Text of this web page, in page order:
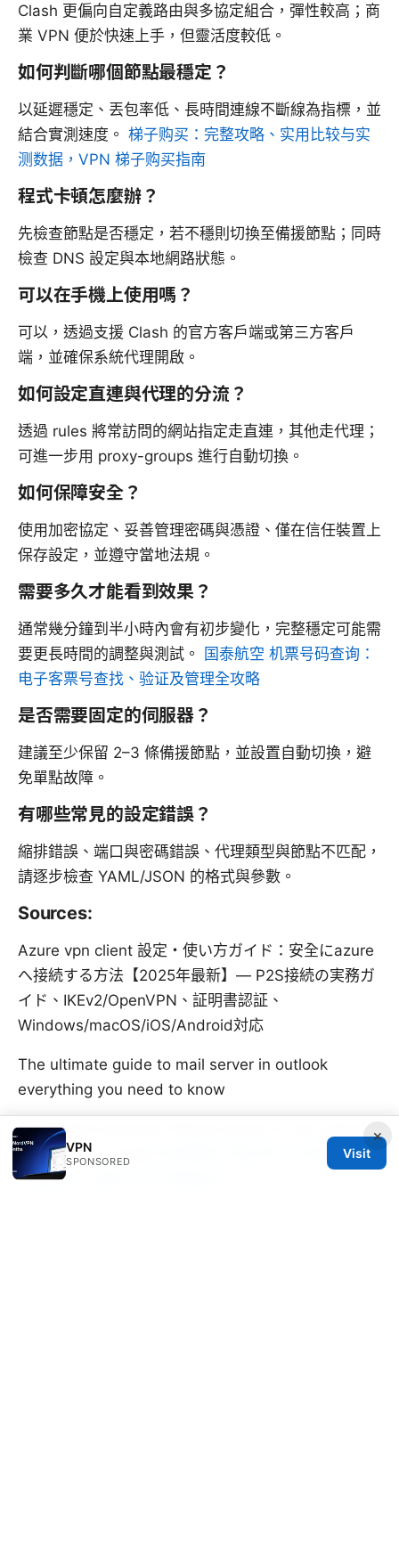
Clash 更偏向自定義路由與多協定組合，彈性較高；商
業 VPN 便於快速上手，但靈活度較低。
如何判斷哪個節點最穩定？
以延遲穩定、丟包率低、長時間連線不斷線為指標，並
結合實測速度。 梯子购买：完整攻略、实用比较与实
测数据，VPN 梯子购买指南
程式卡頓怎麼辦？
先檢查節點是否穩定，若不穩則切換至備援節點；同時
檢查 DNS 設定與本地網路狀態。
可以在手機上使用嗎？
可以，透過支援 Clash 的官方客戶端或第三方客戶
端，並確保系統代理開啟。
如何設定直連與代理的分流？
透過 rules 將常訪問的網站指定走直連，其他走代理；
可進一步用 proxy-groups 進行自動切換。
如何保障安全？
使用加密協定、妥善管理密碼與憑證、僅在信任裝置上
保存設定，並遵守當地法規。
需要多久才能看到效果？
通常幾分鐘到半小時內會有初步變化，完整穩定可能需
要更長時間的調整與測試。 国泰航空 机票号码查询：
电子客票号查找、验证及管理全攻略
是否需要固定的伺服器？
建議至少保留 2–3 條備援節點，並設置自動切換，避
免單點故障。
有哪些常見的設定錯誤？
縮排錯誤、端口與密碼錯誤、代理類型與節點不匹配，
請逐步檢查 YAML/JSON 的格式與參數。
Sources:
Azure vpn client 設定・使い方ガイド：安全にazure
へ接続する方法【2025年最新】— P2S接続の実務ガ
イド、IKEv2/OpenVPN、証明書認証、
Windows/macOS/iOS/Android対応
The ultimate guide to mail server in outlook
everything you need to know
Surfsharks bypasser feature lands on ios unlock
smarter vpn usage
如何翻墙下载红果：实用指南与
注意事项，搭配 VPN 使用技巧
×
VPN
SPONSORED
Visit